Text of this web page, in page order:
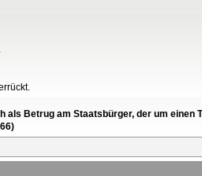
Betrug am Staatsbürger, der um einen